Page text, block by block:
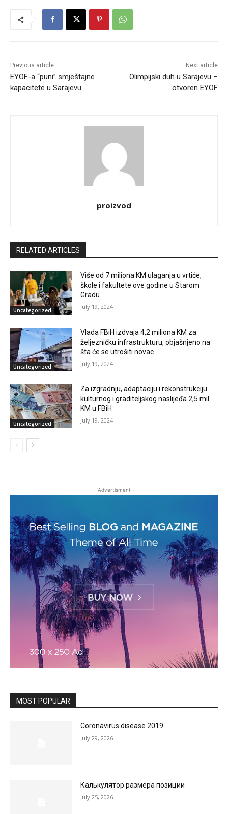
Previous article
EYOF-a “puni” smještajne
kapacitete u Sarajevu
Next article
Olimpijski duh u Sarajevu –
otvoren EYOF
proizvod
RELATED ARTICLES
Uncategorized
Više od 7 miliona KM ulaganja u vrtiće,
škole i fakultete ove godine u Starom
Gradu
July 19, 2024
Uncategorized
Vlada FBiH izdvaja 4,2 miliona KM za
željezničku infrastrukturu, objašnjeno na
šta će se utrošiti novac
July 19, 2024
Uncategorized
Za izgradnju, adaptaciju i rekonstrukciju
kulturnog i graditeljskog naslijeđa 2,5 mil.
KM u FBiH
July 19, 2024
- Advertisment -
MOST POPULAR
Coronavirus disease 2019
July 29, 2026
Калькулятор размера позиции
July 25, 2026